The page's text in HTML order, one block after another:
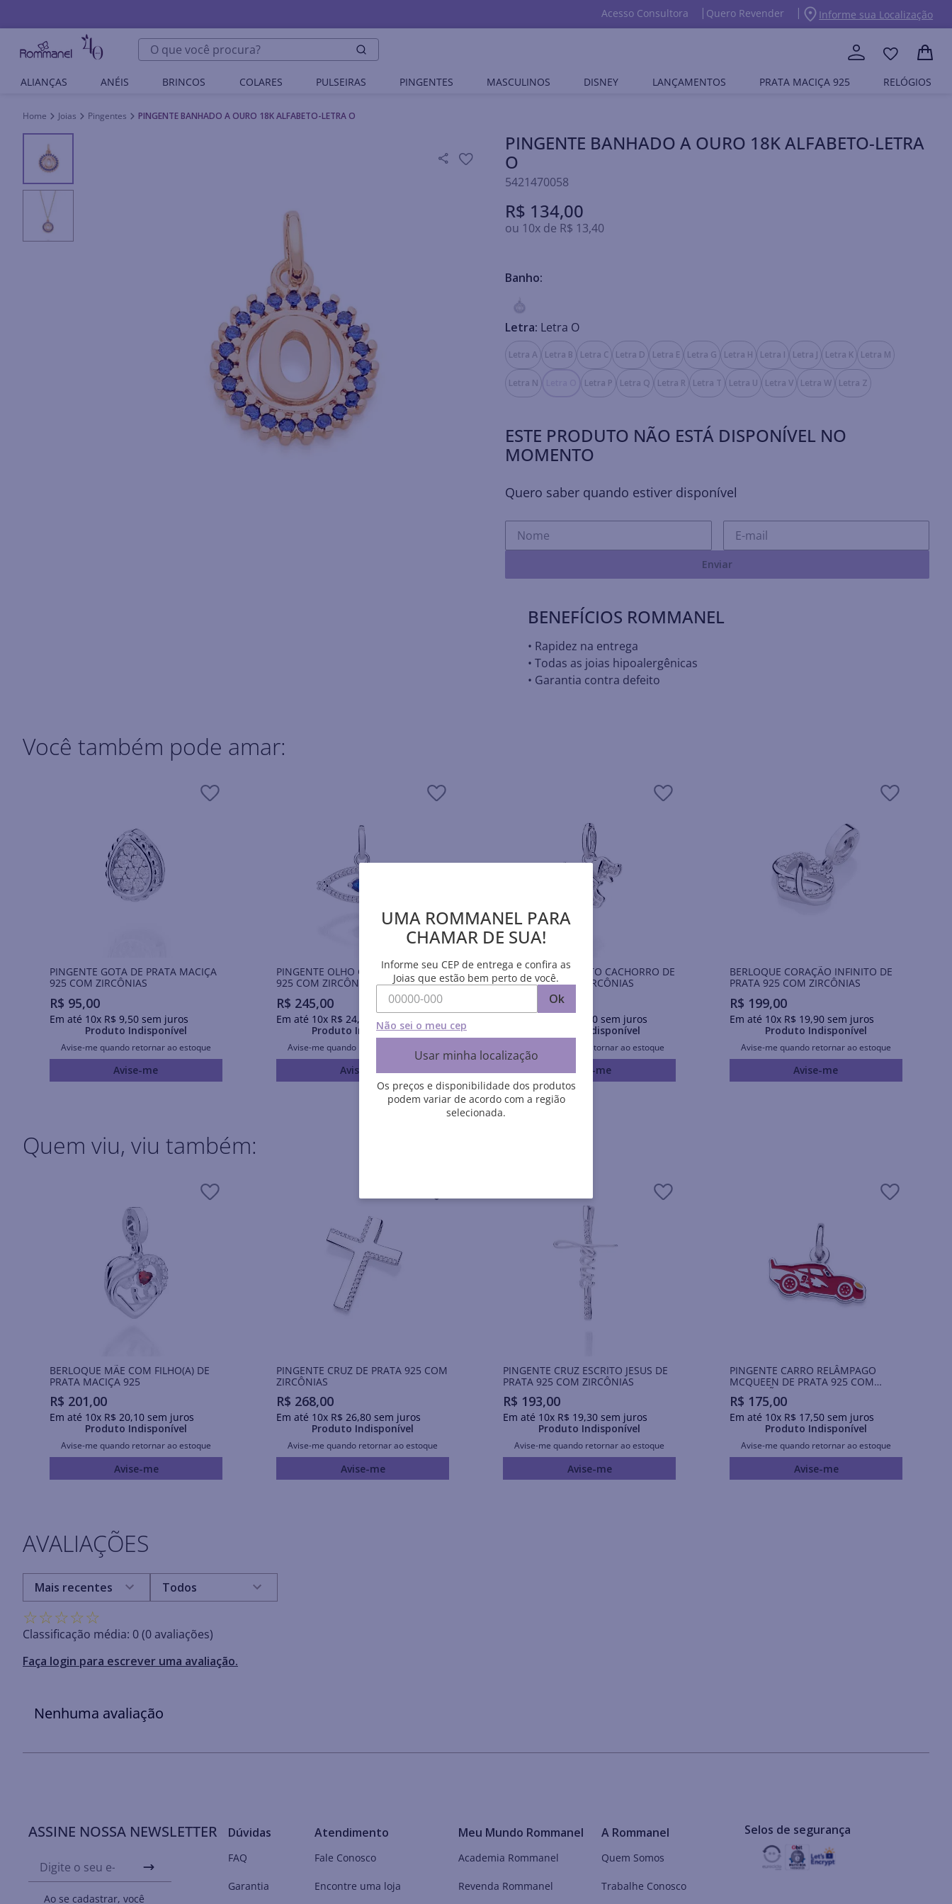
Acesso Consultora Quero Revender Informe sua Localização
O que você procura?
ALIANÇAS ANÉIS BRINCOS COLARES PULSEIRAS PINGENTES MASCULINOS DISNEY LANÇAMENTOS PRATA MACIÇA 925 RELÓGIOS
Joias Pingentes PINGENTE BANHADO A OURO 18K ALFABETO-LETRA O
PINGENTE BANHADO A OURO 18K ALFABETO-LETRA
O
5421470058
R$ 134,00
ou 10x de R$ 13,40
Banho:
Letra: Letra O
Letra A Letra B Letra C Letra D Letra E Letra G Letra H Letra I Letra J Letra K Letra M
Letra N Letra P Letra Q Letra R Letra T Letra U Letra V Letra W Letra Z
ESTE PRODUTO NÃO ESTÁ DISPONÍVEL NO
MOMENTO
Quero saber quando estiver disponível
Enviar
BENEFÍCIOS ROMMANEL
• Rapidez na entrega
• Todas as joias hipoalergênicas
• Garantia contra defeito
Você também pode amar:
PINGENTE GOTA DE PRATA MACIÇA
925 COM ZIRCÔNIAS
R$ 95,00
Em até 10x R$ 9,50sem juros
Produto Indisponível
Avise-me quando retornar ao estoque
Avise-me
PINGENTE OLHO GREGO DE PRATA
925 COM ZIRCÔNIAS
R$ 245,00
Em até 10x R$ 24,
sem juros
Produto Indisponível
Avise-me quando retornar ao estoque
Avise-me
PINGENTE FORMATO CACHORRO DE
PRATA 925 COM ZIRCÔNIAS
00
80sem juros
Produto Indisponível
Avise-me quando retornar ao estoque
Avise-me
BERLOQUE CORAÇÃO INFINITO DE
PRATA 925 COM ZIRCÔNIAS
R$ 199,00
Em até 10x R$ 19,90sem juros
Produto Indisponível
Avise-me quando retornar ao estoque
Avise-me
Quem viu, viu também:
BERLOQUE MÃE COM FILHO(A) DE
PRATA MACIÇA 925
R$ 201,00
Em até 10x R$ 20,10 sem juros
Produto Indisponível
Avise-me quando retornar ao estoque
Avise-me
PINGENTE CRUZ DE PRATA 925 COM
ZIRCÔNIAS
R$ 268,00
Em até 10x R$ 26,80 sem juros
Produto Indisponível
Avise-me quando retornar ao estoque
Avise-me
PINGENTE CRUZ ESCRITO JESUS DE
PRATA 925 COM ZIRCÔNIAS
R$ 193,00
Em até 10x R$ 19,30 sem juros
Produto Indisponível
Avise-me quando retornar ao estoque
Avise-me
PINGENTE CARRO RELÂMPAGO
MCQUEEN DE PRATA 925 COM
APLICAÇÃO DE RESINA
R$ 175,00
Em até 10x R$ 17,50 sem juros
Produto Indisponível
Avise-me quando retornar ao estoque
Avise-me
AVALIAÇÕES
☆☆☆☆☆
Classificação média: 0(0 avaliações)
Faça login para escrever uma avaliação.
Mais recentes Todos
Nenhuma avaliação
ASSINE NOSSA NEWSLETTER
Ao se cadastrar, você
Dúvidas
FAQ
Garantia
Atendimento
Fale Conosco
Encontre uma loja
Meu Mundo Rommanel
Academia Rommanel
Revenda Rommanel
A Rommanel
Quem Somos
Trabalhe Conosco
Selos de segurança
UMA ROMMANEL PARA
CHAMAR DE SUA!
Informe seu CEP de entrega e confira as
Joias que estão bem perto de você.
Ok
Não sei o meu cep
Usar minha localização
Os preços e disponibilidade dos produtos
podem variar de acordo com a região
selecionada.